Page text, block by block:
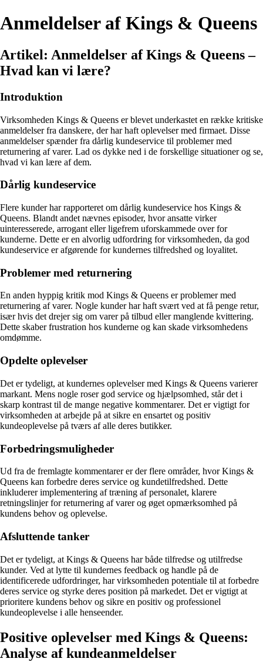
Anmeldelser af Kings & Queens
Artikel: Anmeldelser af Kings & Queens –
Hvad kan vi lære?
Introduktion
Virksomheden Kings & Queens er blevet underkastet en række kritiske
anmeldelser fra danskere, der har haft oplevelser med firmaet. Disse
anmeldelser spænder fra dårlig kundeservice til problemer med
returnering af varer. Lad os dykke ned i de forskellige situationer og se,
hvad vi kan lære af dem.
Dårlig kundeservice
Flere kunder har rapporteret om dårlig kundeservice hos Kings &
Queens. Blandt andet nævnes episoder, hvor ansatte virker
uinteresserede, arrogant eller ligefrem uforskammede over for
kunderne. Dette er en alvorlig udfordring for virksomheden, da god
kundeservice er afgørende for kundernes tilfredshed og loyalitet.
Problemer med returnering
En anden hyppig kritik mod Kings & Queens er problemer med
returnering af varer. Nogle kunder har haft svært ved at få penge retur,
især hvis det drejer sig om varer på tilbud eller manglende kvittering.
Dette skaber frustration hos kunderne og kan skade virksomhedens
omdømme.
Opdelte oplevelser
Det er tydeligt, at kundernes oplevelser med Kings & Queens varierer
markant. Mens nogle roser god service og hjælpsomhed, står det i
skarp kontrast til de mange negative kommentarer. Det er vigtigt for
virksomheden at arbejde på at sikre en ensartet og positiv
kundeoplevelse på tværs af alle deres butikker.
Forbedringsmuligheder
Ud fra de fremlagte kommentarer er der flere områder, hvor Kings &
Queens kan forbedre deres service og kundetilfredshed. Dette
inkluderer implementering af træning af personalet, klarere
retningslinjer for returnering af varer og øget opmærksomhed på
kundens behov og oplevelse.
Afsluttende tanker
Det er tydeligt, at Kings & Queens har både tilfredse og utilfredse
kunder. Ved at lytte til kundernes feedback og handle på de
identificerede udfordringer, har virksomheden potentiale til at forbedre
deres service og styrke deres position på markedet. Det er vigtigt at
prioritere kundens behov og sikre en positiv og professionel
kundeoplevelse i alle henseender.
Positive oplevelser med Kings & Queens:
Analyse af kundeanmeldelser